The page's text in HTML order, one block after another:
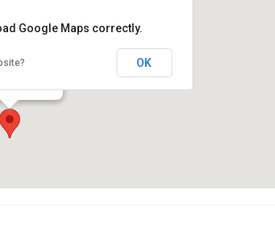
València, 149
Google Maps correctly.
OK